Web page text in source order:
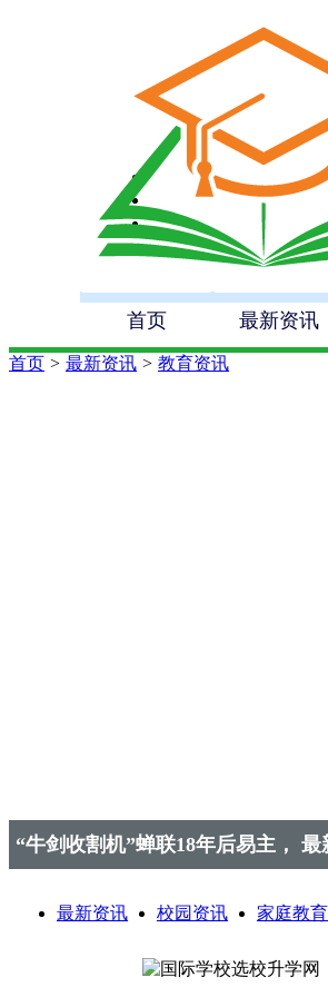
首页 最新资讯
首页 > 最新资讯 > 教育资讯
“牛剑收割机”蝉联18年后易主， 最
最新资讯 校园资讯 家庭教育